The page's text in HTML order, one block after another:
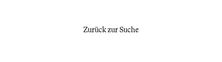
Zurück zur Suche